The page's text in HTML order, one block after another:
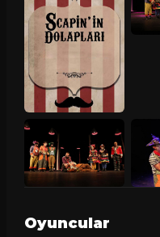
Oyuncular